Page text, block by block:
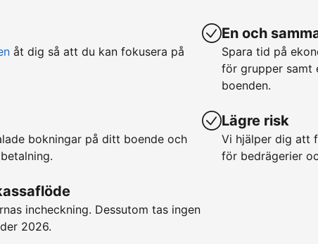
åt dig så att du kan fokusera på
bokningar på ditt boende och
incheckning. Dessutom tas ingen
2026.
En och
Spara tid på
för grupper samt
boenden.
Lägre risk
Vi hjälper dig att
för bedrägerier